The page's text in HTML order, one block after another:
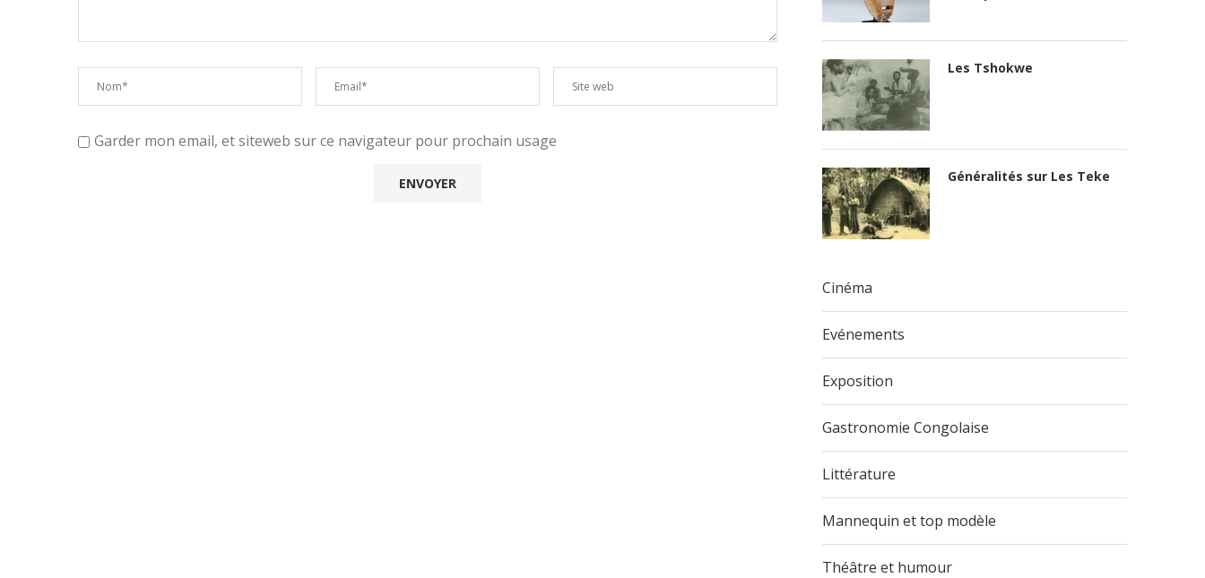
Garder mon email, et siteweb sur ce navigateur pour prochain usage
Les Tshokwe
Généralités sur Les Teke
Cinéma
Evénements
Exposition
Gastronomie Congolaise
Littérature
Mannequin et top modèle
Théâtre et humour